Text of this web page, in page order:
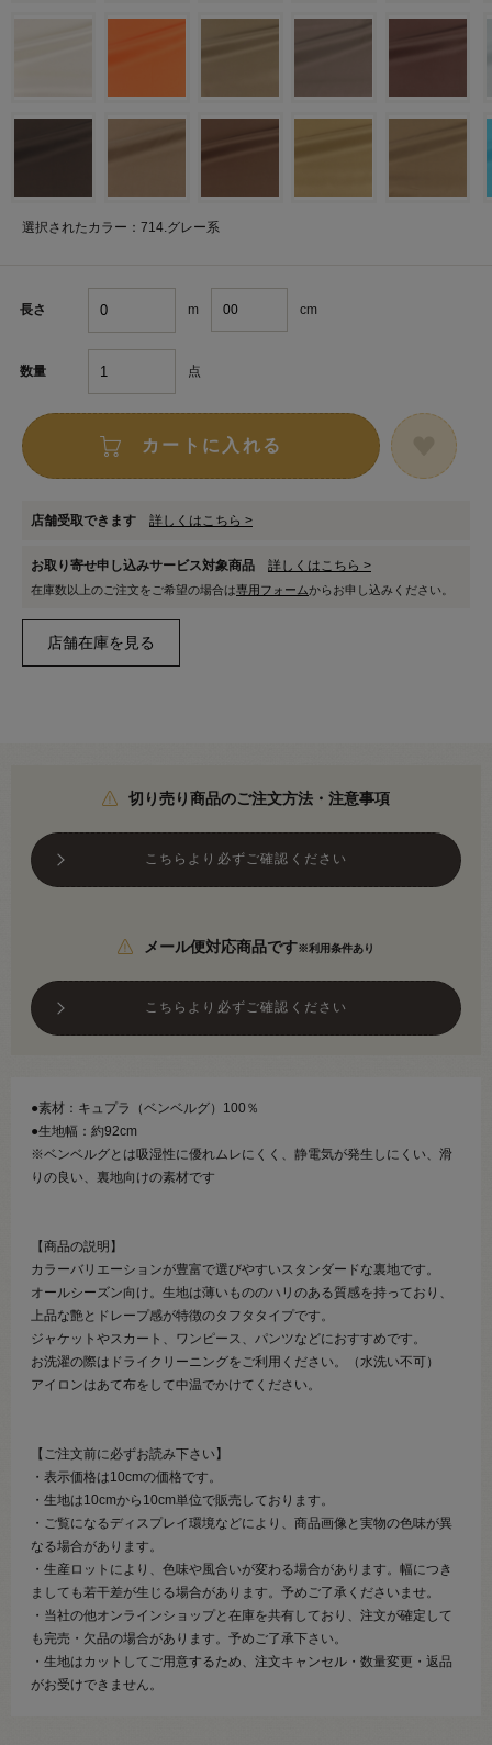
選択されたカラー：714.グレー系
長さ m cm
数量 点
カートに入れる
店舗受取できます 詳しくはこちら >
お取り寄せ申し込みサービス対象商品 詳しくはこちら >
在庫数以上のご注文をご希望の場合は専用フォームからお申し込みください。
切り売り商品のご注文方法・注意事項
こちらより必ずご確認ください
メール便対応商品です※利用条件あり
こちらより必ずご確認ください
●素材：キュプラ（ベンベルグ）100％
●生地幅：約92cm
※ベンベルグとは吸湿性に優れムレにくく、静電気が発生しにくい、滑
りの良い、裏地向けの素材です
【商品の説明】
カラーバリエーションが豊富で選びやすいスタンダードな裏地です。
オールシーズン向け。生地は薄いもののハリのある質感を持っており、
上品な艶とドレープ感が特徴のタフタタイプです。
ジャケットやスカート、ワンピース、パンツなどにおすすめです。
お洗濯の際はドライクリーニングをご利用ください。（水洗い不可）
アイロンはあて布をして中温でかけてください。
【ご注文前に必ずお読み下さい】
・表示価格は10cmの価格です。
・生地は10cmから10cm単位で販売しております。
・ご覧になるディスプレイ環境などにより、商品画像と実物の色味が異
なる場合があります。
・生産ロットにより、色味や風合いが変わる場合があります。幅につき
ましても若干差が生じる場合があります。予めご了承くださいませ。
・当社の他オンラインショップと在庫を共有しており、注文が確定して
も完売・欠品の場合があります。予めご了承下さい。
・生地はカットしてご用意するため、注文キャンセル・数量変更・返品
がお受けできません。